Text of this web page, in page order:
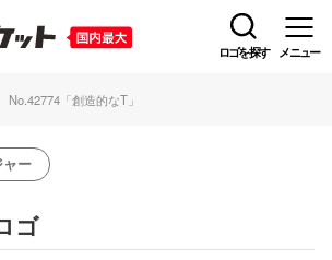
ロゴを探す メニュー
No.42774「創造的なT」
ー
ゴ